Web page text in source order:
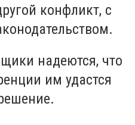
конфликт, с
надеются, что
им удастся